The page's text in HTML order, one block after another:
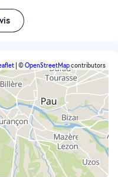
©OpenStreetMapcontributors